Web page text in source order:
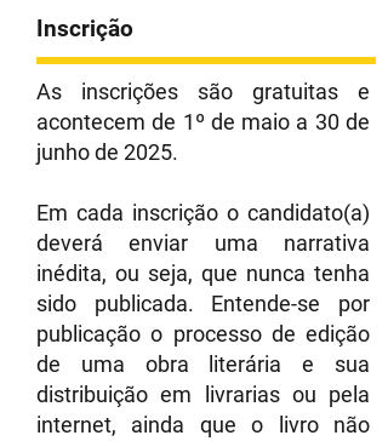
Inscrição
As inscrições são gratuitas e
acontecem de 1º de maio a 30 de
junho de 2025.
Em cada inscrição o candidato(a)
deverá enviar uma narrativa
inédita, ou seja, que nunca tenha
sido publicada. Entende-se por
publicação o processo de edição
de uma obra literária e sua
distribuição em livrarias ou pela
internet, ainda que o livro não